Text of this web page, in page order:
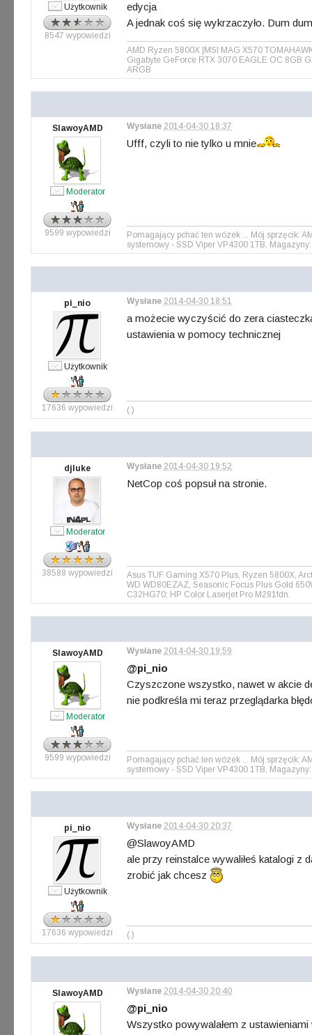
Użytkownik
8547 wypowiedzi
edycja
A jednak coś się wykrzaczyło. Dum
AMD Ryzen 5800X |MSI MAG X570
Gigabyte GeForce RTX 3070 EAGLE OC 8GB
ARGB
SlawoyAMD
Moderator
9599 wypowiedzi
Wysłane 2014-04-30 18:37
Ufff, czyli to nie tylko u mnie
Pomagający pchać ten wózek ... Mój sprzęcik:
systemowy - SSD Viper VP4300 1TB,
pi_nio
Użytkownik
17636 wypowiedzi
Wysłane 2014-04-30 18:51
a możecie wyczyścić do zera
ustawienia w pomocy technicznej
(.)
djluke
Moderator
38588 wypowiedzi
Wysłane 2014-04-30 19:52
NetCop coś popsuł na stronie.
Asus TUF Gaming X570 Plus, Ryzen 5800X,
WD WD80EZAZ, Seasonic Focus Plus Gold
C32HG70; HP Color Laserjet Pro M281fdn.
SlawoyAMD
Moderator
9599 wypowiedzi
Wysłane 2014-04-30 19:59
@pi_nio
Czyszczone wszystko, nawet w akcie
nie podkreśla mi teraz przeglądarka
Pomagający pchać ten wózek ... Mój sprzęcik:
systemowy - SSD Viper VP4300 1TB,
pi_nio
Użytkownik
17636 wypowiedzi
Wysłane 2014-04-30 20:37
@SlawoyAMD
ale przy reinstalce wywaliłeś katalogi z
zrobić jak chcesz
(.)
SlawoyAMD Wysłane 2014-04-30 20:40
@pi_nio
Wszystko powywalałem z